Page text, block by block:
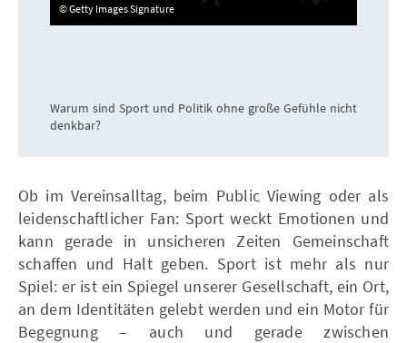
Getty Images Signature
Warum sind Sport und Politik ohne große Gefühle nicht
denkbar?
Ob im Vereinsalltag, beim Public Viewing oder als
leidenschaftlicher Fan: Sport weckt Emotionen und
kann gerade in unsicheren Zeiten Gemeinschaft
schaffen und Halt geben. Sport ist mehr als nur
Spiel: er ist ein Spiegel unserer Gesellschaft, ein Ort,
an dem Identitäten gelebt werden und ein Motor für
Begegnung – auch und gerade zwischen